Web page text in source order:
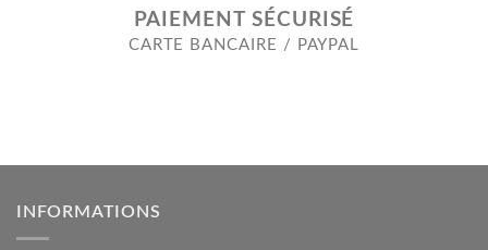
PAIEMENT SÉCURISÉ
CARTE BANCAIRE / PAYPAL
INFORMATIONS